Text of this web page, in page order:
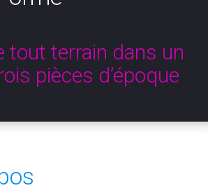
tout terrain dans un
pièces d’époque